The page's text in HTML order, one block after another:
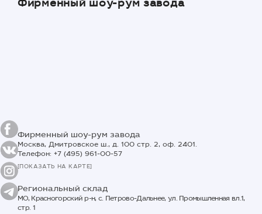
Фирменный шоу-рум завода
Фирменный шоу-рум завода
Москва, Дмитровское ш., д. 100 стр. 2, оф. 2401.
Телефон: +7 (495) 961-00-57
[ПОКАЗАТЬ НА КАРТЕ]
Региональный склад
МО, Красногорский р-н, с. Петрово-Дальнее, ул. Промышленная вл.1,
стр. 1